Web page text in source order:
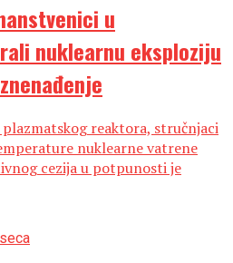
u
nuklearnu eksploziju
reaktora, stručnjaci
nuklearne vatrene
cezija u potpunosti je